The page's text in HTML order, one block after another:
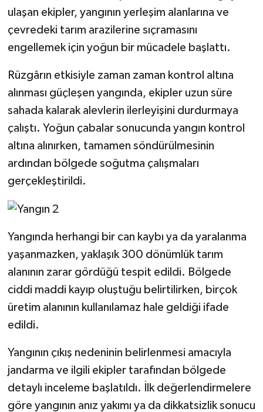
ulaşan ekipler, yangının yerleşim alanlarına ve
çevredeki tarım arazilerine sıçramasını
engellemek için yoğun bir mücadele başlattı.
Rüzgârın etkisiyle zaman zaman kontrol altına
alınması güçleşen yangında, ekipler uzun süre
sahada kalarak alevlerin ilerleyişini durdurmaya
çalıştı. Yoğun çabalar sonucunda yangın kontrol
altına alınırken, tamamen söndürülmesinin
ardından bölgede soğutma çalışmaları
gerçekleştirildi.
Yangında herhangi bir can kaybı ya da yaralanma
yaşanmazken, yaklaşık 300 dönümlük tarım
alanının zarar gördüğü tespit edildi. Bölgede
ciddi maddi kayıp oluştuğu belirtilirken, birçok
üretim alanının kullanılamaz hale geldiği ifade
edildi.
Yangının çıkış nedeninin belirlenmesi amacıyla
jandarma ve ilgili ekipler tarafından bölgede
detaylı inceleme başlatıldı. İlk değerlendirmelere
göre yangının anız yakımı ya da dikkatsizlik sonucu